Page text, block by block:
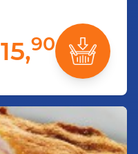
15,90